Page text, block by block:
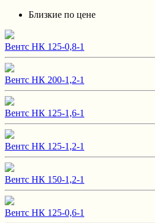
Близкие по цене
Вентс НК 125-0,8-1
Вентс НК 200-1,2-1
Вентс НК 125-1,6-1
Вентс НК 125-1,2-1
Вентс НК 150-1,2-1
Вентс НК 125-0,6-1